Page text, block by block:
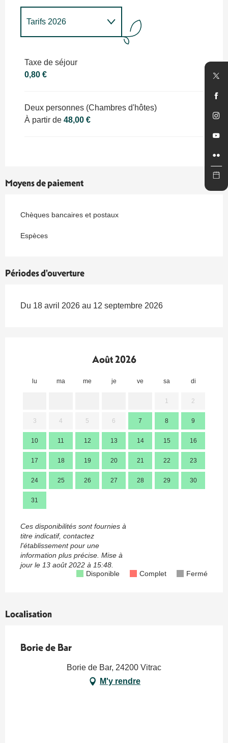
Tarifs 2026
Taxe de séjour
0,80 €
Deux personnes (Chambres d'hôtes)
À partir de 48,00 €
Moyens de paiement
Chèques bancaires et postaux
Espèces
Périodes d'ouverture
Du 18 avril 2026 au 12 septembre 2026
Août 2026
lu ma me je ve sa di
1 2
3 4 5 6 7 8 9
10 11 12 13 14 15 16
17 18 19 20 21 22 23
24 25 26 27 28 29 30
31
Ces disponibilités sont fournies à
titre indicatif, contactez
l'établissement pour une
information plus précise. Mise à
jour le 13 août 2022 à 15:48.
Disponible
Complet Fermé
Localisation
Borie de Bar
Borie de Bar, 24200 Vitrac
M'y rendre